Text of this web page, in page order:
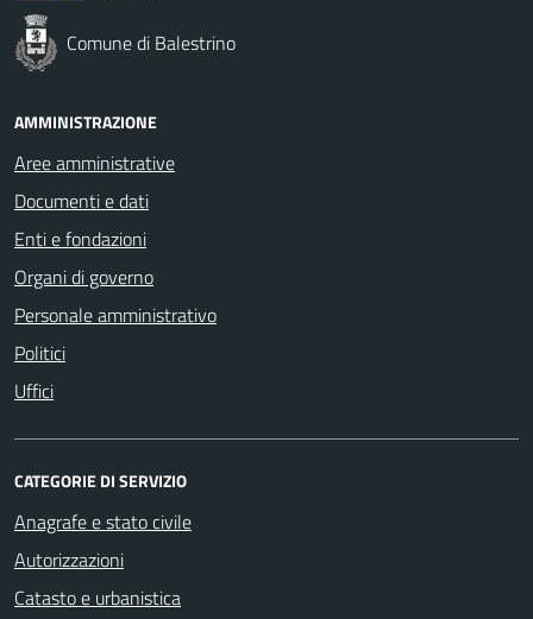
Comune di Balestrino
AMMINISTRAZIONE
Aree amministrative
Documenti e dati
Enti e fondazioni
Organi di governo
Personale amministrativo
Politici
Uffici
CATEGORIE DI SERVIZIO
Anagrafe e stato civile
Autorizzazioni
Catasto e urbanistica